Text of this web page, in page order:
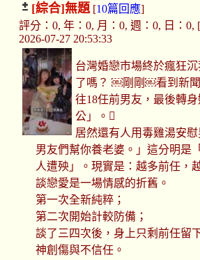
[綜合]無題[10篇回應]
評分：0, 年：0, 月：0, 週：0, 日：0, [
2026-07-27 20:53:33
台灣婚戀市場終於瘋狂
了嗎？ ￼剛剛￼看到新
往18任前男友，最後轉
公」。🫪
居然還有人用毒雞湯安
男友們幫你養老婆。」這分明是
人遭殃」。現實是：越多前任，
談戀愛是一場情感的折舊。
第一次全新純粹；
第二次開始計較防備；
談了三四次後，身上只剩前任留
神創傷與不信任。